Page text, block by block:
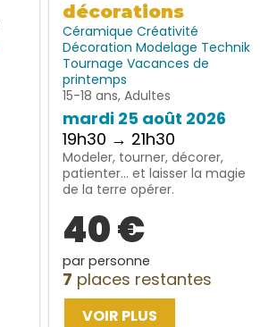
décorations
Céramique Créativité
Décoration Modelage Technik
Tournage Vacances de
printemps
15-18 ans, Adultes
mardi 25 août 2026
19h30 → 21h30
Modeler, tourner, décorer,
patienter… et laisser la magie
de la terre opérer.
40 €
par personne
7 places restantes
VOIR PLUS